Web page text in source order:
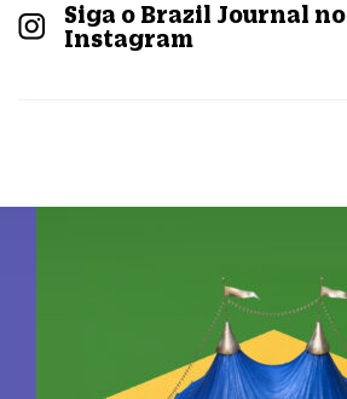
Siga o Brazil Journal no
Instagram